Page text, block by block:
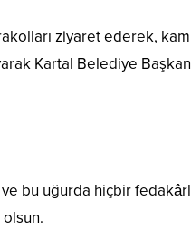
ziyaret ederek,
Kartal Belediye
bu uğurda hiçbir
olsun.